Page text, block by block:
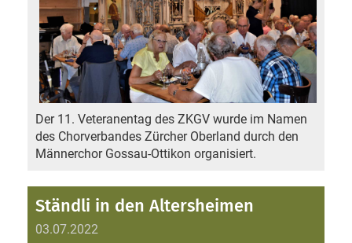
Der 11. Veteranentag des ZKGV wurde im Namen
des Chorverbandes Zürcher Oberland durch den
Männerchor Gossau-Ottikon organisiert.
Ständli in den Altersheimen
03.07.2022